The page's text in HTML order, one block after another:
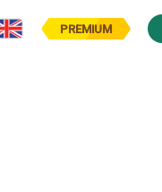
PREMIUM